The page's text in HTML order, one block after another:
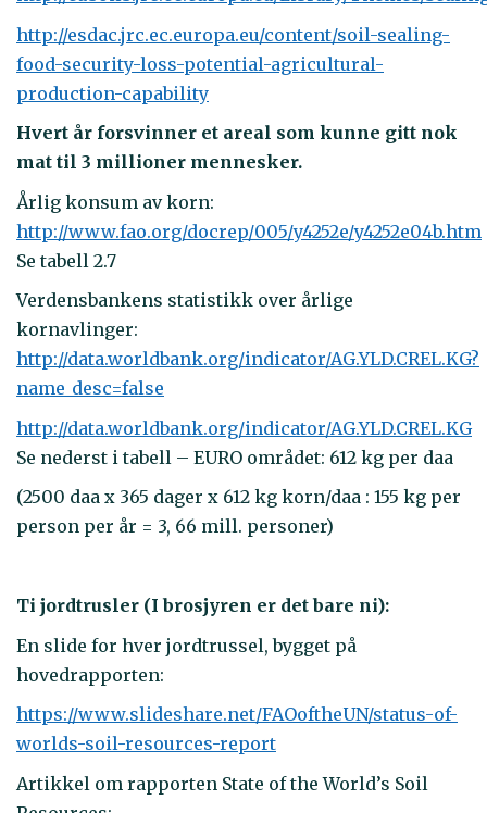
http://esdac.jrc.ec.europa.eu/content/soil-sealing-
food-security-loss-potential-agricultural-
production-capability
Hvert år forsvinner et areal som kunne gitt nok
mat til 3 millioner mennesker.
Årlig konsum av korn:
http://www.fao.org/docrep/005/y4252e/y4252e04b.htm
Se tabell 2.7
Verdensbankens statistikk over årlige
kornavlinger:
http://data.worldbank.org/indicator/AG.YLD.CREL.KG?
name_desc=false
http://data.worldbank.org/indicator/AG.YLD.CREL.KG
Se nederst i tabell – EURO området: 612 kg per daa
(2500 daa x 365 dager x 612 kg korn/daa : 155 kg per
person per år = 3, 66 mill. personer)
Ti jordtrusler (I brosjyren er det bare ni):
En slide for hver jordtrussel, bygget på
hovedrapporten:
https://www.slideshare.net/FAOoftheUN/status-of-
worlds-soil-resources-report
Artikkel om rapporten State of the World’s Soil